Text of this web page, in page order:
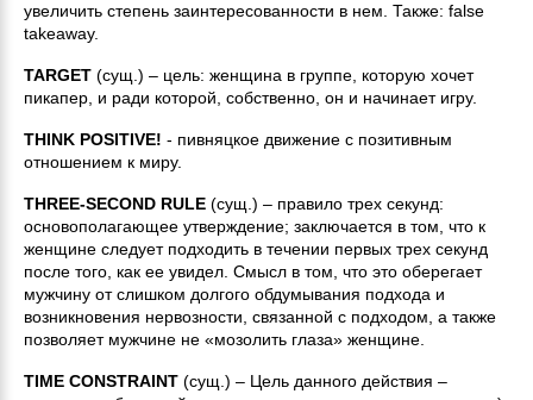
увеличить степень заинтересованности в нем. Также: false
takeaway.
TARGET (сущ.) – цель: женщина в группе, которую хочет
пикапер, и ради которой, собственно, он и начинает игру.
THINK POSITIVE! - пивняцкое движение с позитивным
отношением к миру.
THREE-SECOND RULE (сущ.) – правило трех секунд:
основополагающее утверждение; заключается в том, что к
женщине следует подходить в течении первых трех секунд
после того, как ее увидел. Смысл в том, что это оберегает
мужчину от слишком долгого обдумывания подхода и
возникновения нервозности, связанной с подходом, а также
позволяет мужчине не «мозолить глаза» женщине.
TIME CONSTRAINT (сущ.) – Цель данного действия –